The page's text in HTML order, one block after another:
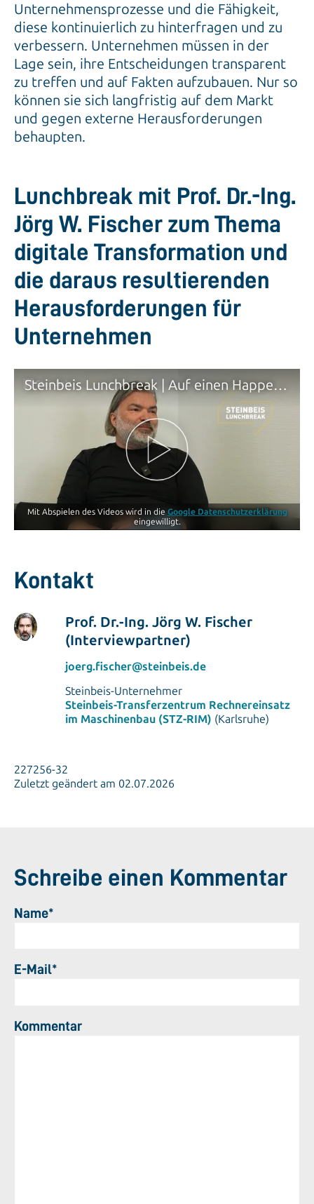
Unternehmensprozesse und die Fähigkeit,
diese kontinuierlich zu hinterfragen und zu
verbessern. Unternehmen müssen in der
Lage sein, ihre Entscheidungen transparent
zu treffen und auf Fakten aufzubauen. Nur so
können sie sich langfristig auf dem Markt
und gegen externe Herausforderungen
behaupten.
Lunchbreak mit Prof. Dr.-Ing.
Jörg W. Fischer zum Thema
digitale Transformation und
die daraus resultierenden
Herausforderungen für
Unternehmen
Steinbeis Lunchbreak | Auf einen Happen mit... Prof. Dr.-Ing. Jörg W. Fischer
Mit Abspielen des Videos wird in die Google Datenschutzerklärung
eingewilligt.
Kontakt
Prof. Dr.-Ing. Jörg W. Fischer
(Interviewpartner)
joerg.fischer@steinbeis.de
Steinbeis-Unternehmer
Steinbeis-Transferzentrum Rechnereinsatz
im Maschinenbau (STZ-RIM) (Karlsruhe)
227256-32
Zuletzt geändert am 02.07.2026
Schreibe einen Kommentar
Name*
E-Mail*
Kommentar